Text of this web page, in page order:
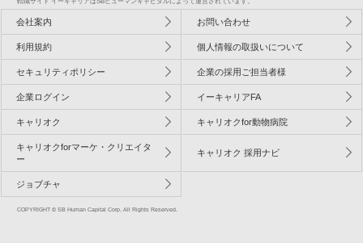
会社案内 お問い合わせ
利用規約 個人情報の取扱いについて
セキュリティポリシー 企業の採用ご担当者様
企業ログイン イーキャリアFA
キャリオク キャリオクfor動物病院
キャリオクforマーケ・クリエイタ
ー
キャリオク 採用ナビ
ジョブチャ
COPYRIGHT © SB Human Capital Corp. All Rights Reserved.